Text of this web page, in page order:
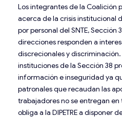
Los integrantes de la Coalición
acerca de la crisis institucional
por personal del SNTE, Sección
direcciones responden a
discrecionales y
instituciones de la Sección 38
información e inseguridad ya
patronales que recaudan las
trabajadores no se entregan
obliga a la DIPETRE a disponer